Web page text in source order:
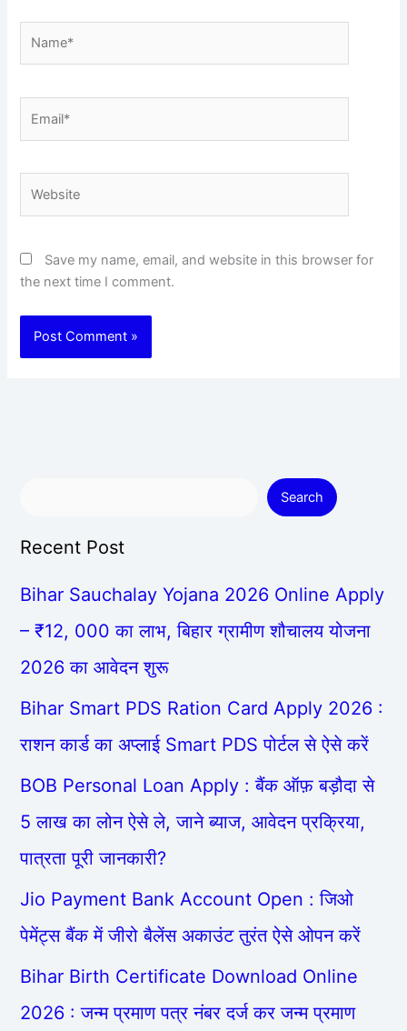
Save my name, email, and website in this browser for
the next time I comment.
Search
Recent Post
Bihar Sauchalay Yojana 2026 Online Apply
– ₹12, 000 का लाभ, बिहार ग्रामीण शौचालय योजना
2026 का आवेदन शुरू
Bihar Smart PDS Ration Card Apply 2026 :
राशन कार्ड का अप्लाई Smart PDS पोर्टल से ऐसे करें
BOB Personal Loan Apply : बैंक ऑफ़ बड़ौदा से
5 लाख का लोन ऐसे ले, जाने ब्याज, आवेदन प्रक्रिया,
पात्रता पूरी जानकारी?
Jio Payment Bank Account Open : जिओ
पेमेंट्स बैंक में जीरो बैलेंस अकाउंट तुरंत ऐसे ओपन करें
Bihar Birth Certificate Download Online
2026 : जन्म प्रमाण पत्र नंबर दर्ज कर जन्म प्रमाण